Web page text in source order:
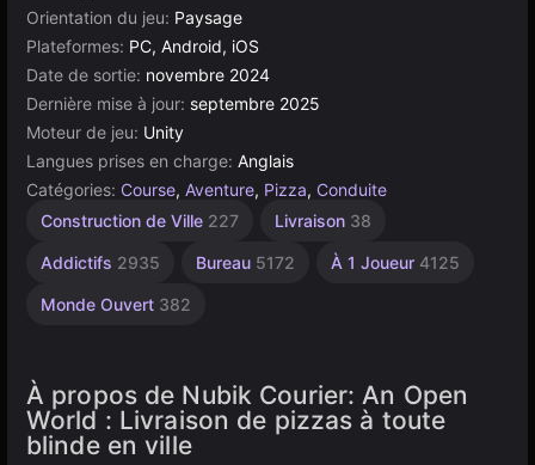
Orientation du jeu: Paysage
Plateformes: PC, Android, iOS
Date de sortie: novembre 2024
Dernière mise à jour: septembre 2025
Moteur de jeu: Unity
Langues prises en charge: Anglais
Catégories: Course, Aventure, Pizza, Conduite
Construction de Ville 227 Livraison 38
Addictifs 2935 Bureau 5172 À 1 Joueur 4125
Monde Ouvert 382
Navigateur
Unity
ligne
À propos de Nubik Courier: An Open
World : Livraison de pizzas à toute
blinde en ville